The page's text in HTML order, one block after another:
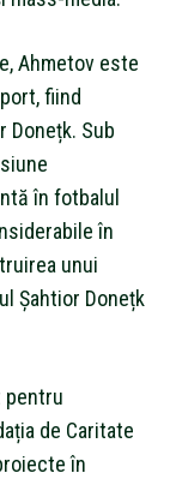
Ahmetov este
fiind
Donețk. Sub
în fotbalul
în
unui
Șahtior Donețk
pentru
de Caritate
în